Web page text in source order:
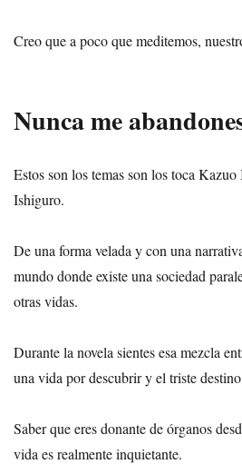
Creo que a poco que meditemos,
Nunca me
Estos son los temas son los toca
Ishiguro.
De una forma velada y con una
mundo donde existe una sociedad
otras vidas.
Durante la novela sientes esa mezcla
una vida por descubrir y el triste
Saber que eres donante de órganos
vida es realmente inquietante.